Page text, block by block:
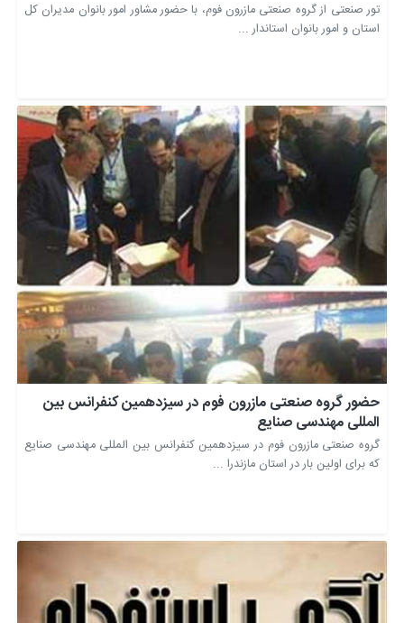
تور صنعتی از گروه صنعتی مازرون فوم، با حضور مشاور امور بانوان مدیران کل
استان و امور بانوان استاندار ...
حضور گروه صنعتی مازرون فوم در سیزدهمین کنفرانس بین
المللی مهندسی صنایع
گروه صنعتی مازرون فوم در سیزدهمین کنفرانس بین المللی مهندسی صنایع
که برای اولین بار در استان مازندرا ...